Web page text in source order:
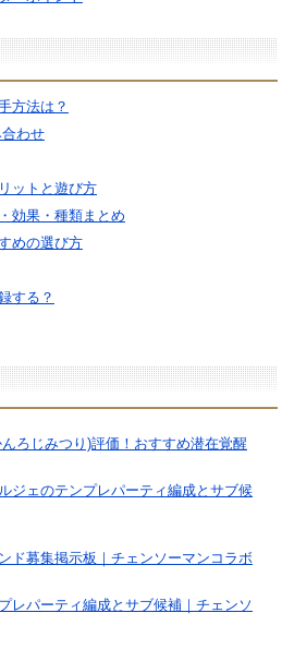
方法は？
わせ
ットと遊び方
効果・種類まとめ
めの選び方
する？
んろじみつり)評価！おすすめ潜在覚醒
ジェのテンプレパーティ編成とサブ候
ド募集掲示板｜チェンソーマンコラボ
レパーティ編成とサブ候補｜チェンソ